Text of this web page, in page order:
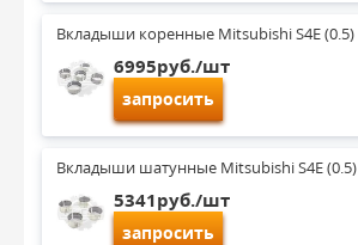
Вкладыши коренные Mitsubishi S4E (0.5)
6995руб./шт
запросить
Вкладыши шатунные Mitsubishi S4E (0.5)
5341руб./шт
запросить